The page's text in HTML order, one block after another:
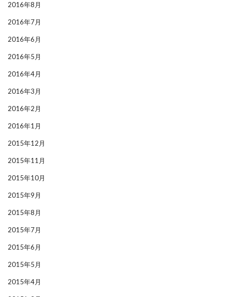
2016年8月
2016年7月
2016年6月
2016年5月
2016年4月
2016年3月
2016年2月
2016年1月
2015年12月
2015年11月
2015年10月
2015年9月
2015年8月
2015年7月
2015年6月
2015年5月
2015年4月